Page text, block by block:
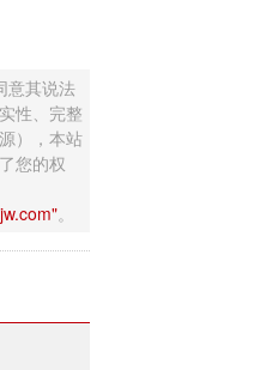
意其说法
性、完整
），本站
您的权
。